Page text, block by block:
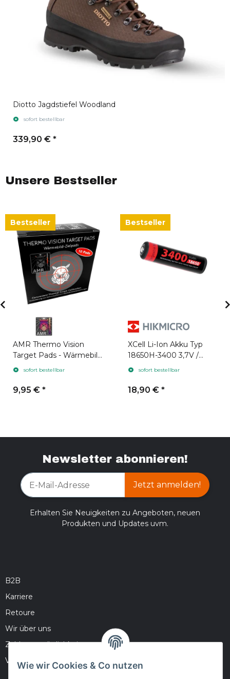
Diotto Jagdstiefel Woodland
sofort bestellbar
339,90 € *
Unsere Bestseller
Bestseller
AMR Thermo Vision
Target Pads - Wärmebild
Zielpads 10 Stück
sofort bestellbar
9,95 € *
Bestseller
XCell Li-Ion Akku Typ
18650H-3400 3,7V /
3400mAh geeignet für
sofort bestellbar
18,90 € *
Newsletter abonnieren!
Jetzt anmelden!
Erhalten Sie Neuigkeiten zu Angeboten, neuen
Produkten und Updates uvm.
B2B
Karriere
Retoure
Wir über uns
Zahlungsmöglichkeiten
Versandinformationen
Wie wir Cookies & Co nutzen